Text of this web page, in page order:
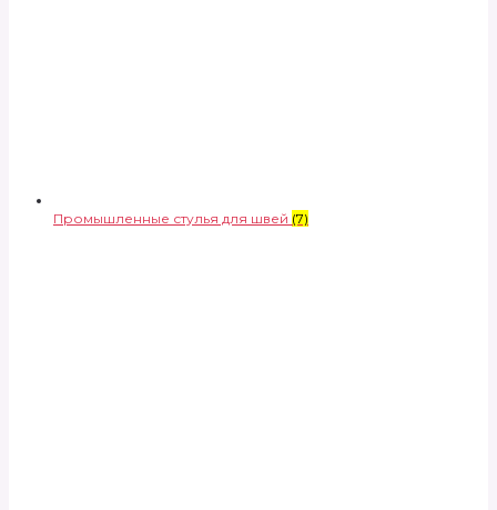
Промышленные стулья для швей (7)